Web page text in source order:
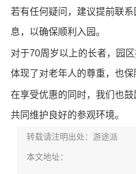
若有任何疑问，建议提前联
息，以确保顺利入园。
对于70周岁以上的长者，园
体现了对老年人的尊重，也保
在享受优惠的同时，我们也鼓
共同维护良好的参观环境。
转载请注明出处：游途派
本文地址：